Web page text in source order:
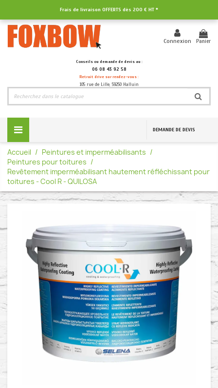
Frais de livraison OFFERTS dès 200 € HT *
Conseils ou demande de devis au :
06 08 43 92 58
Retrait drive sur rendez-vous :
105 rue de Lille, 59250 Halluin
Connexion Panier
DEMANDE DE DEVIS
Accueil
Peintures et imperméabilisants
Peintures pour toitures
Revêtement imperméabilisant hautement réfléchissant pour
toitures - Cool R - QUILOSA